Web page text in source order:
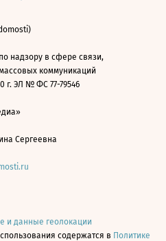
надзору в сфере связи,
коммуникаций
г. ЭЛ № ФС 77-79546
Сергеевна
и данные геолокации
содержатся в Политике